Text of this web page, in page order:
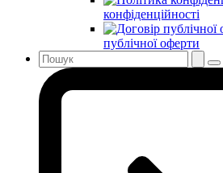
конфіденційності
публічної оферти